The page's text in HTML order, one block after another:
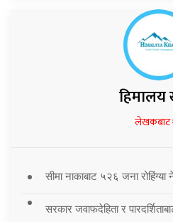
लेखकबाट
सीमा नाकाबाट ५२६ जना
सरकार जवाफदेहिता र